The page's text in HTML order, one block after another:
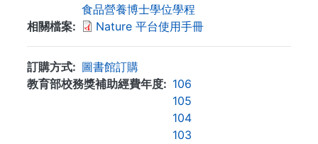
食品營養博士學位學程
相關檔案
Nature 平台使用手冊
訂購方式
圖書館訂購
教育部校務獎補助經費年度
106
105
104
103